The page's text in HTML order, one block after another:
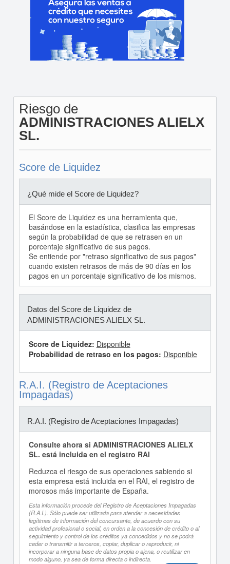
Riesgo de
ADMINISTRACIONES ALIELX
SL.
Score de Liquidez
¿Qué mide el Score de Liquidez?
El Score de Liquidez es una herramienta que,
basándose en la estadística, clasifica las empresas
según la probabilidad de que se retrasen en un
porcentaje significativo de sus pagos.
Se entiende por "retraso significativo de sus pagos"
cuando existen retrasos de más de 90 días en los
pagos en un porcentaje significativo de los mismos.
Datos del Score de Liquidez de
ADMINISTRACIONES ALIELX SL.
Score de Liquidez: Disponible
Probabilidad de retraso en los pagos: Disponible
R.A.I. (Registro de Aceptaciones
Impagadas)
R.A.I. (Registro de Aceptaciones Impagadas)
Consulte ahora si ADMINISTRACIONES ALIELX
SL. está incluida en el registro RAI
Reduzca el riesgo de sus operaciones sabiendo si
esta empresa está incluida en el RAI, el registro de
morosos más importante de España.
Esta información procede del Registro de Aceptaciones Impagadas
(R.A.I.). Sólo puede ser utilizada para atender a necesidades
legítimas de información del concursante, de acuerdo con su
actividad profesional o social, en orden a la concesión de crédito o al
seguimiento y control de los créditos ya concedidos y no se podrá
ceder o transmitir a terceros, copiar, duplicar o reproducir, ni
incorporar a ninguna base de datos propia o ajena, o reutilizar en
modo alguno, ya sea de forma directa o indirecta.